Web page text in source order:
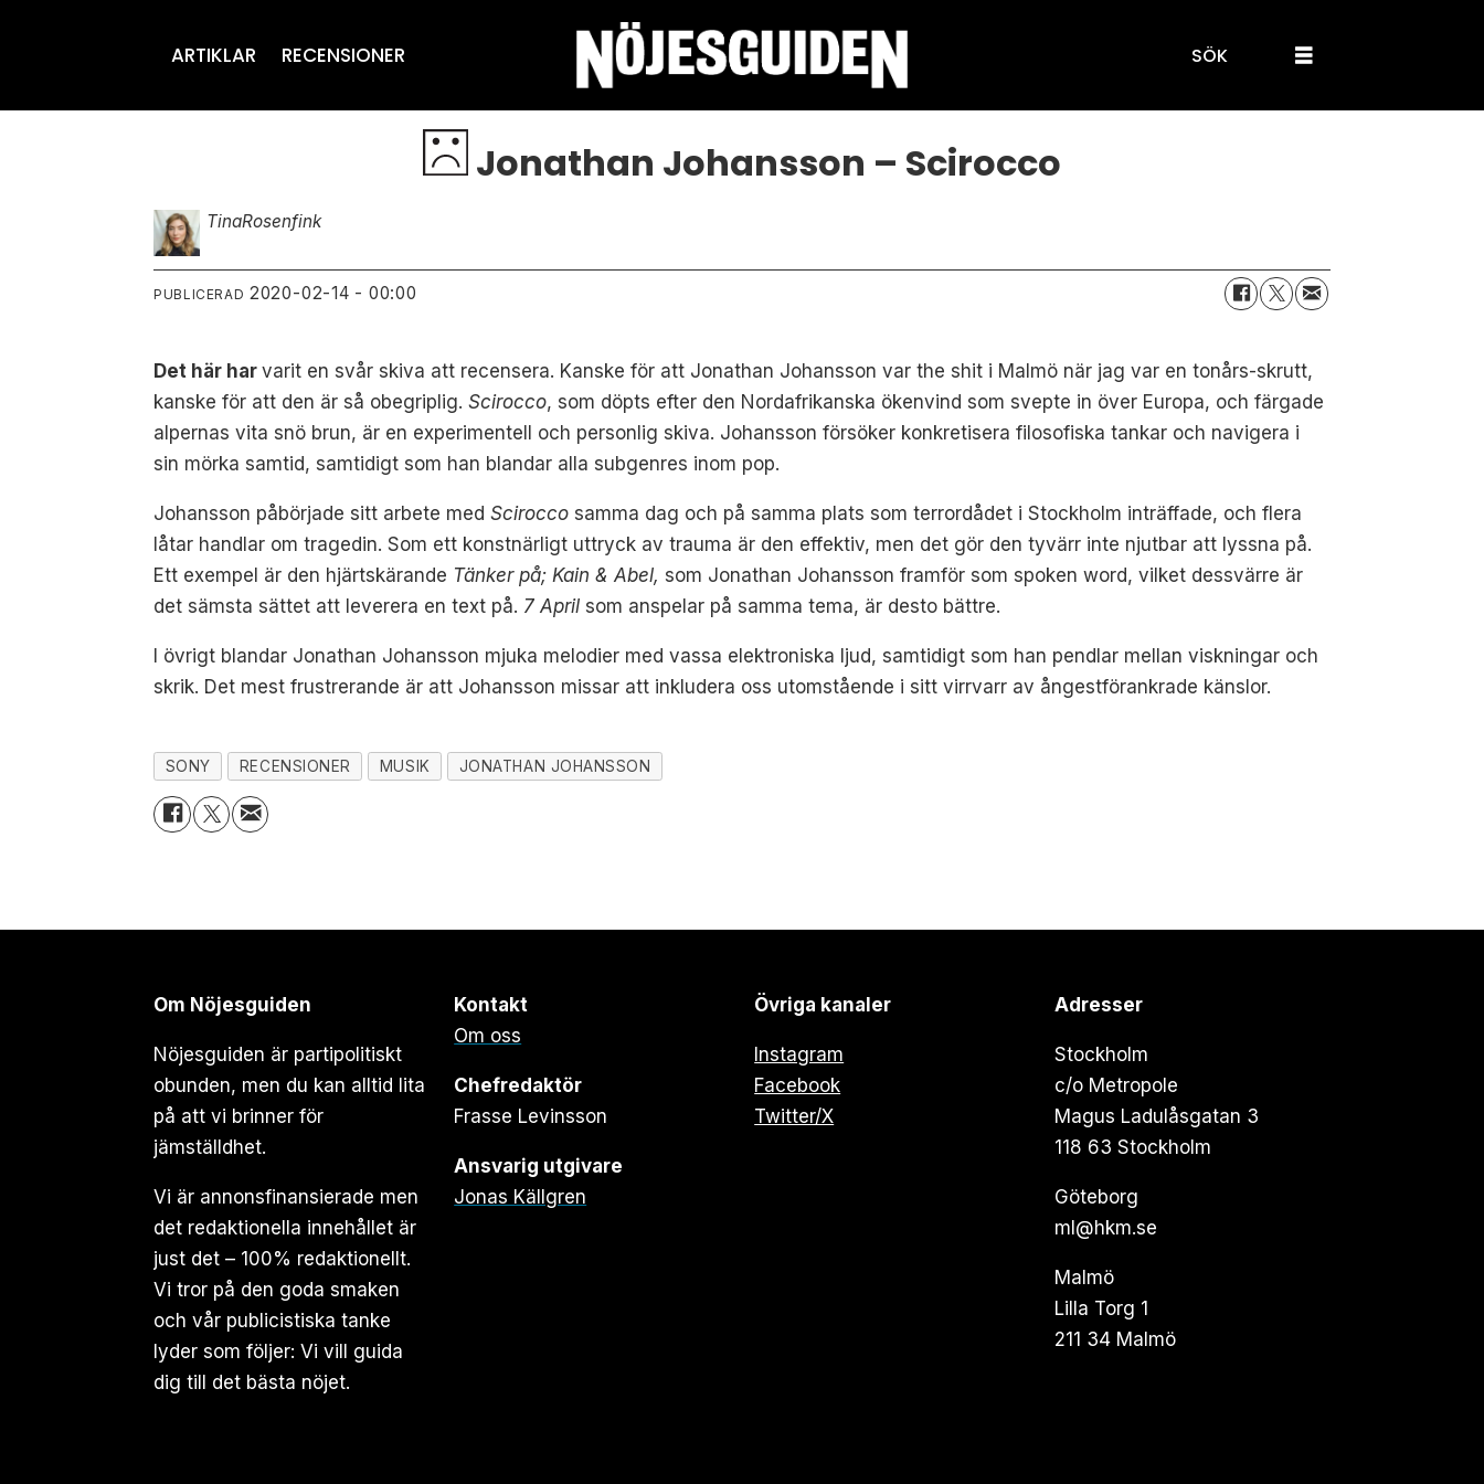
ARTIKLAR RECENSIONER SÖK
Jonathan Johansson – Scirocco
TinaRosenfink
PUBLICERAD 2020-02-14 - 00:00
Det här harvarit en svår skiva att recensera. Kanske för att Jonathan Johansson var the shit i Malmö när jag var en tonårs-skrutt,
kanske för att den är så obegriplig.Scirocco, som döpts efter den Nordafrikanska ökenvind som svepte in över Europa, och färgade
alpernas vita snö brun, är en experimentell och personlig skiva. Johansson försöker konkretisera filosofiska tankar och navigera i
sin mörka samtid, samtidigt som han blandar alla subgenres inom pop.
Johansson påbörjade sitt arbete medScirocco samma dag och på samma plats som terrordådet i Stockholm inträffade, och flera
låtar handlar om tragedin. Som ett konstnärligt uttryck av trauma är den effektiv, men det gör den tyvärr inte njutbar att lyssna på.
Ett exempel är den hjärtskärande Tänker på; Kain & Abel,som Jonathan Johansson framför som spoken word, vilket dessvärre är
det sämsta sättet att leverera en text på. 7 April som anspelar på samma tema, är desto bättre.
I övrigt blandar Jonathan Johansson mjuka melodier med vassa elektroniska ljud, samtidigt som han pendlar mellan viskningar och
skrik. Det mest frustrerande är att Johansson missar att inkludera oss utomstående i sitt virrvarr av ångestförankrade känslor.
SONY RECENSIONER MUSIK JONATHAN JOHANSSON
Om Nöjesguiden
Nöjesguiden är partipolitiskt
obunden, men du kan alltid lita
på att vi brinner för
jämställdhet.
Vi är annonsfinansierade men
det redaktionella innehållet är
just det – 100% redaktionellt.
Vi tror på den goda smaken
och vår publicistiska tanke
lyder som följer: Vi vill guida
dig till det bästa nöjet.
Kontakt
Om oss
Chefredaktör
Frasse Levinsson
Ansvarig utgivare
Jonas Källgren
Övriga kanaler
Instagram
Facebook
Twitter/X
Adresser
Stockholm
c/o Metropole
Magus Ladulåsgatan 3
118 63 Stockholm
Göteborg
ml@hkm.se
Malmö
Lilla Torg 1
211 34 Malmö